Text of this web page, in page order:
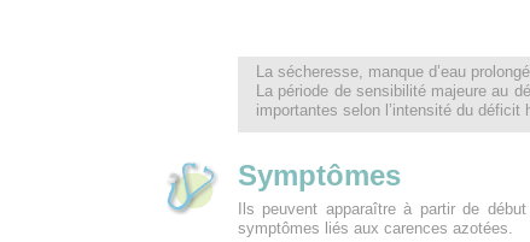
La sécheresse, manque d’eau
La période de sensibilité majeure au
importantes selon l’intensité du déficit
Symptômes
Ils peuvent apparaître à partir de
symptômes liés aux carences azotées.